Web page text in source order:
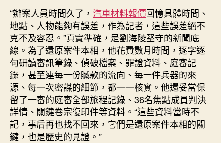
“辦案人員時間久了， 汽車材料報價回憶具體時間、
地點、人物能夠有誤差，作為記者，這些誤差絕不
克不及容忍。”真實準確，是劉海陵堅守的新聞底
線。為了還原案件本相，他花費數月時間，逐字逐
句研讀審訊筆錄、偵破檔案、罪證資料、庭審記
錄，甚至連每一份贓款的流向、每一件兵器的來
源、每一次密謀的細節，都一一核實。他還妥當保
留了一審的庭審全部旅程記錄、36名焦點成員判決
詳情、關鍵卷宗復印件等資料。“這些資料當時不
記，事后再也找不回來，它們是還原案件本相的關
鍵，也是歷史的見證。”